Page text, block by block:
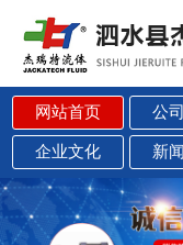
网站首页 公
企业文化 新